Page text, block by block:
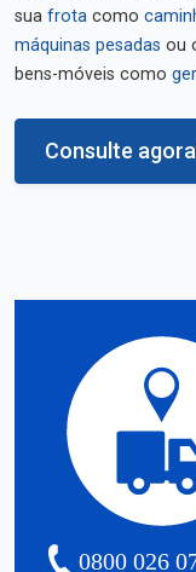
sua frota como
máquinas pesadas ou
bens-móveis como
Consulte
0800 026